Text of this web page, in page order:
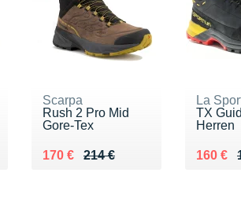
Scarpa
Rush 2 Pro Mid
Gore-Tex
214 €
Au lieu de 214 €
170 €
Vendu 170 €
La
TX
Herren
Au lieu
160 €
Vendu